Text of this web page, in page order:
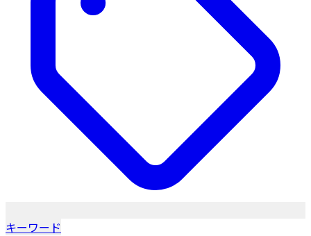
キーワード